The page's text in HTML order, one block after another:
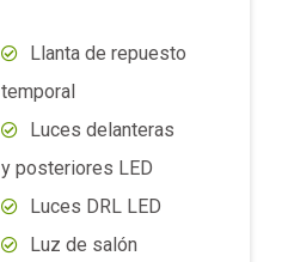
Luces DRL LED
Luz de salón
Luz de maletera
Manijas color de la
carrocería
Modos de manejo